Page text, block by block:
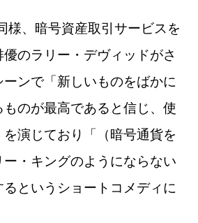
様、暗号資産取引サービスを
のラリー・デヴィッドがさ
ーンで「新しいものをばかに
ものが最高であると信じ、使
演じており「（暗号通貨を
・キングのようにならない
というショートコメディに